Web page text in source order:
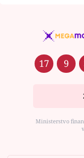
17 9
Ministerstvo